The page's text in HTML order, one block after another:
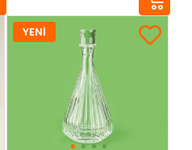
YENİ